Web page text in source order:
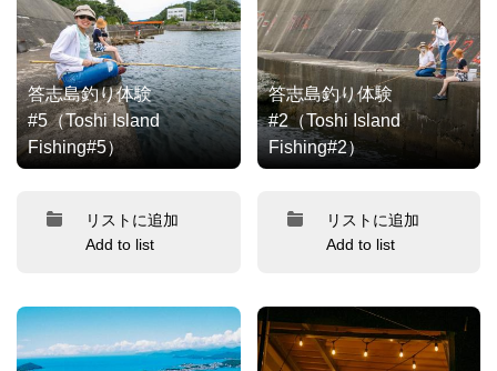
答志島釣り体験
#5（Toshi Island
Fishing#5）
リストに追加
Add to list
答志島釣り体験
#2（Toshi Island
Fishing#2）
リストに追加
Add to list